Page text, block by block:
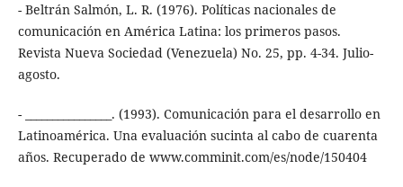
- Beltrán Salmón, L. R. (1976). Políticas nacionales de
comunicación en América Latina: los primeros pasos.
Revista Nueva Sociedad (Venezuela) No. 25, pp. 4-34. Julio-
agosto.
- ________________. (1993). Comunicación para el desarrollo en
Latinoamérica. Una evaluación sucinta al cabo de cuarenta
años. Recuperado de www.comminit.com/es/node/150404